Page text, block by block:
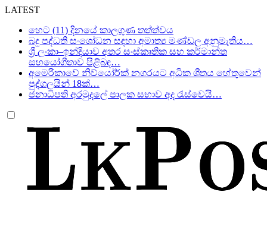
LATEST
හෙට (11) දිනයේ කාලගුණ තත්ත්වය
බදු පද්ධති සංශෝධන සඳහා අමාත්‍ය මණ්ඩල අනුමැතිය…
ශ්‍රී ලංකා–ඉන්දියාව අතර සංස්කෘතික සහ කර්මාන්ත
සහයෝගීතාව පිළිබඳ…
අමෙරිකාවේ නිව්යෝර්ක් නගරයට අධික ශීතය හේතුවෙන්
පුද්ගලයින් 18ක්…
ජනාධිපති අරමුදලේ පාලක සභාව අද රැස්වෙයි…